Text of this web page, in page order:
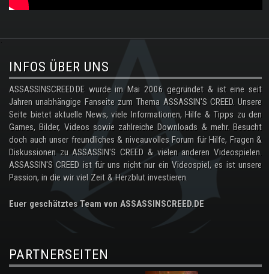
.
INFOS ÜBER UNS
ASSASSINSCREED.DE wurde im Mai 2006 gegründet & ist eine seit
Jahren unabhängige Fanseite zum Thema ASSASSIN'S CREED. Unsere
Seite bietet aktuelle News, viele Informationen, Hilfe & Tipps zu den
Games, Bilder, Videos sowie zahlreiche Downloads & mehr. Besucht
doch auch unser freundliches & niveauvolles Forum für Hilfe, Fragen &
Diskussionen zu ASSASSIN'S CREED & vielen anderen Videospielen.
ASSASSIN'S CREED ist für uns nicht nur ein Videospiel, es ist unsere
Passion, in die wir viel Zeit & Herzblut investieren.
Euer geschätztes Team von ASSASSINSCREED.DE
PARTNERSEITEN